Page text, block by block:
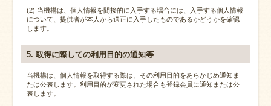
(2) 当機構は、個人情報を間接的に入手する場合には、入手する個人情報
について、提供者が本人から適正に入手したものであるかどうかを確認
します。
5. 取得に際しての利用目的の通知等
当機構は、個人情報を取得する際は、その利用目的をあらかじめ通知ま
たは公表します。利用目的が変更された場合も登録会員に通知または公
表します。